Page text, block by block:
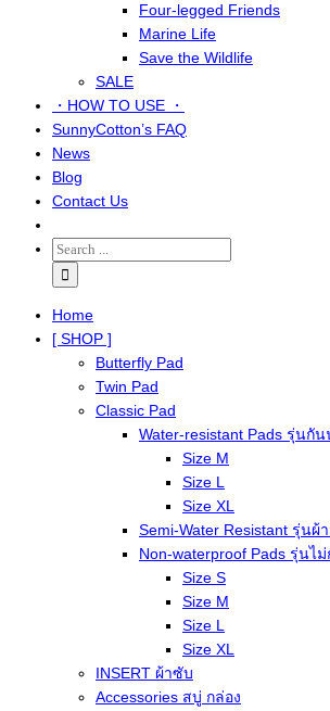
Four-legged Friends
Marine Life
Save the Wildlife
SALE
・HOW TO USE ・
SunnyCotton’s FAQ
News
Blog
Contact Us
Home
[ SHOP ]
Butterfly Pad
Twin Pad
Classic Pad
Water-resistant Pads รุ่นกัน
Size M
Size L
Size XL
Semi-Water Resistant รุ่นผ้
Non-waterproof Pads รุ่นไ
Size S
Size M
Size L
Size XL
INSERT ผ้าซับ
Accessories สบู่ กล่อง